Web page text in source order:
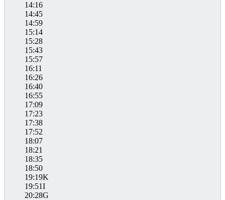
14:16
14:45
14:59
15:14
15:28
15:43
15:57
16:11
16:26
16:40
16:55
17:09
17:23
17:38
17:52
18:07
18:21
18:35
18:50
19:19K
19:51I
20:28G